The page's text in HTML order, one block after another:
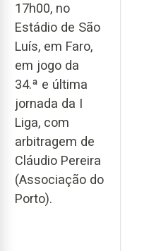
17h00, no
Estádio de São
Luís, em Faro,
em jogo da
34.ª e última
jornada da I
Liga, com
arbitragem de
Cláudio Pereira
(Associação do
Porto).